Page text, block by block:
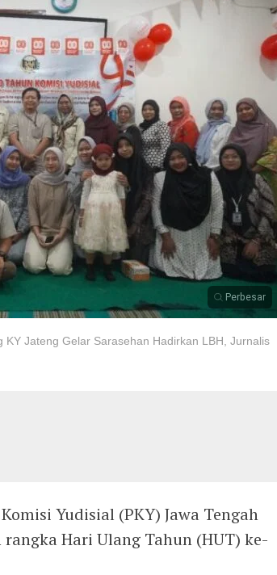
Perbesar
Jateng Gelar Sarasehan Hadirkan LBH, Jurnalis
Yudisial (PKY) Jawa Tengah
Hari Ulang Tahun (HUT) ke-